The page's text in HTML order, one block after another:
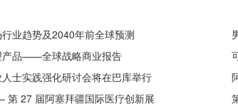
业趋势及2040年前全球预测
产品——全球战略商业报告
士实践强化研讨会将在巴库举行
第 27 届阿塞拜疆国际医疗创新展